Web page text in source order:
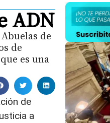
ADN
de
de
es una
de
a